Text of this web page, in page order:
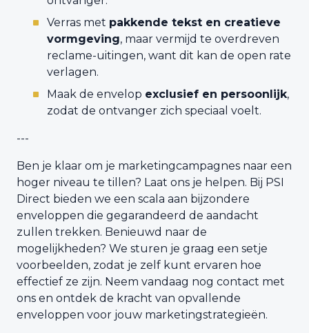
Verras met pakkende tekst en creatieve
vormgeving, maar vermijd te overdreven
reclame-uitingen, want dit kan de open rate
verlagen.
Maak de envelop exclusief en persoonlijk,
zodat de ontvanger zich speciaal voelt.
---
Ben je klaar om je marketingcampagnes naar een
hoger niveau te tillen? Laat ons je helpen. Bij PSI
Direct bieden we een scala aan bijzondere
enveloppen die gegarandeerd de aandacht
zullen trekken. Benieuwd naar de
mogelijkheden? We sturen je graag een setje
voorbeelden, zodat je zelf kunt ervaren hoe
effectief ze zijn. Neem vandaag nog contact met
ons en ontdek de kracht van opvallende
enveloppen voor jouw marketingstrategieën.